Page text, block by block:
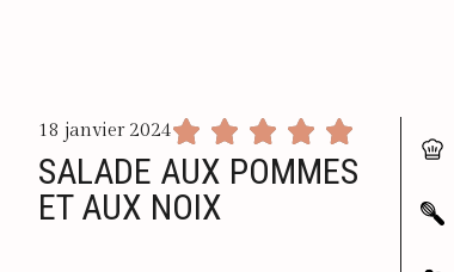
18 janvier 2024
SALADE AUX POMMES
ET AUX NOIX